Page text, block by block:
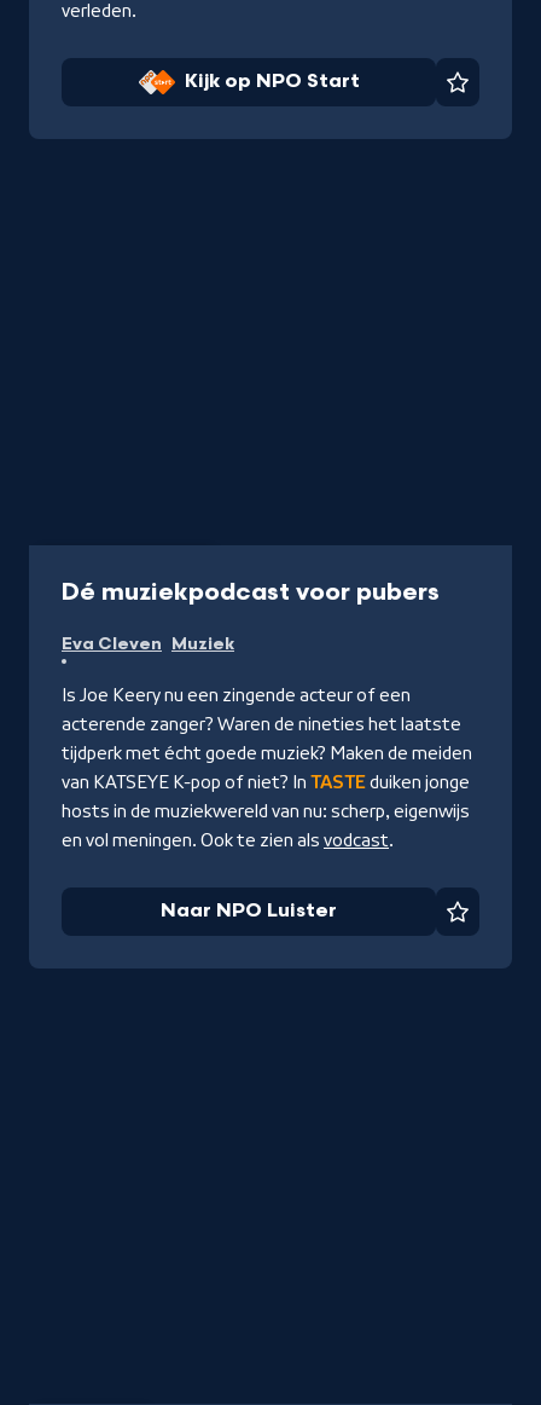
verleden.
Kijk op NPO Start
Dé muziekpodcast voor pubers
Eva Cleven Muziek
Is Joe Keery nu een zingende acteur of een
acterende zanger? Waren de nineties het laatste
tijdperk met écht goede muziek? Maken de meiden
van KATSEYE K-pop of niet? In TASTEduiken jonge
hosts in de muziekwereld van nu: scherp, eigenwijs
en vol meningen. Ook te zien als vodcast.
Naar NPO Luister